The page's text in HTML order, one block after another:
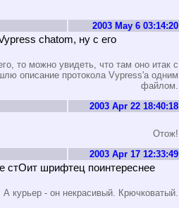
2003 May 6 03:14:20
chatom, ну с его
то можно увидеть, что там оно итак с
описание протокола Vypress'а одним
файлом.
2003 Apr 22 18:40:18
Отож!
2003 Apr 17 12:33:49
стОит шрифтец поинтереснее
курьер - он некрасивый. Крючковатый.